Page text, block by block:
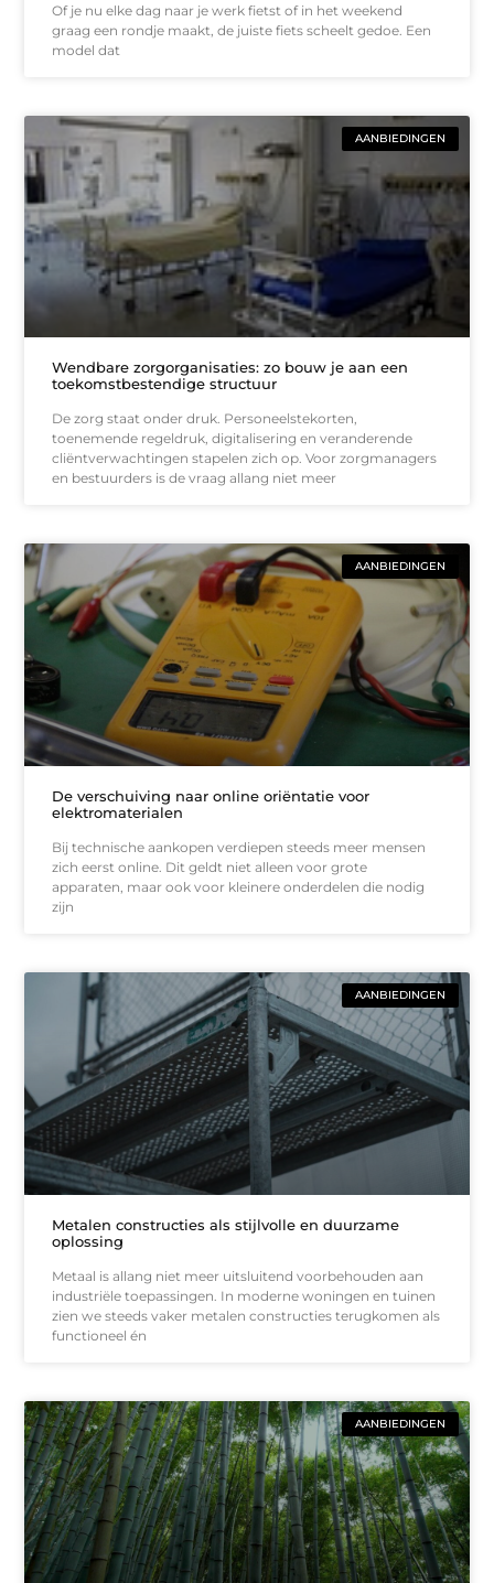
Of je nu elke dag naar je werk fietst of in het weekend
graag een rondje maakt, de juiste fiets scheelt gedoe. Een
model dat
AANBIEDINGEN
Wendbare zorgorganisaties: zo bouw je aan een
toekomstbestendige structuur
De zorg staat onder druk. Personeelstekorten,
toenemende regeldruk, digitalisering en veranderende
cliëntverwachtingen stapelen zich op. Voor zorgmanagers
en bestuurders is de vraag allang niet meer
AANBIEDINGEN
De verschuiving naar online oriëntatie voor
elektromaterialen
Bij technische aankopen verdiepen steeds meer mensen
zich eerst online. Dit geldt niet alleen voor grote
apparaten, maar ook voor kleinere onderdelen die nodig
zijn
AANBIEDINGEN
Metalen constructies als stijlvolle en duurzame
oplossing
Metaal is allang niet meer uitsluitend voorbehouden aan
industriële toepassingen. In moderne woningen en tuinen
zien we steeds vaker metalen constructies terugkomen als
functioneel én
AANBIEDINGEN